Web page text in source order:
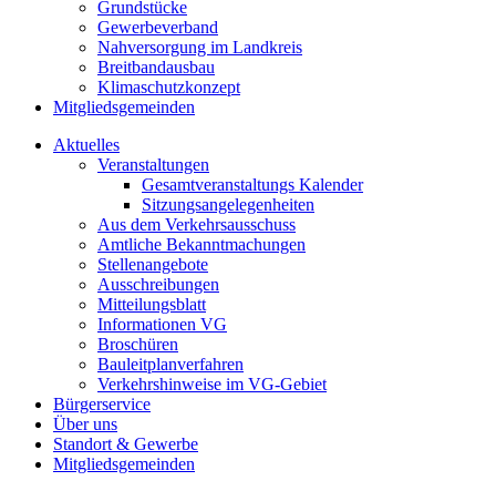
Grundstücke
Gewerbeverband
Nahversorgung im Landkreis
Breitbandausbau
Klimaschutzkonzept
Mitgliedsgemeinden
Aktuelles
Veranstaltungen
Gesamtveranstaltungs Kalender
Sitzungsangelegenheiten
Aus dem Verkehrsausschuss
Amtliche Bekanntmachungen
Stellenangebote
Ausschreibungen
Mitteilungsblatt
Informationen VG
Broschüren
Bauleitplanverfahren
Verkehrshinweise im VG-Gebiet
Bürgerservice
Über uns
Standort & Gewerbe
Mitgliedsgemeinden